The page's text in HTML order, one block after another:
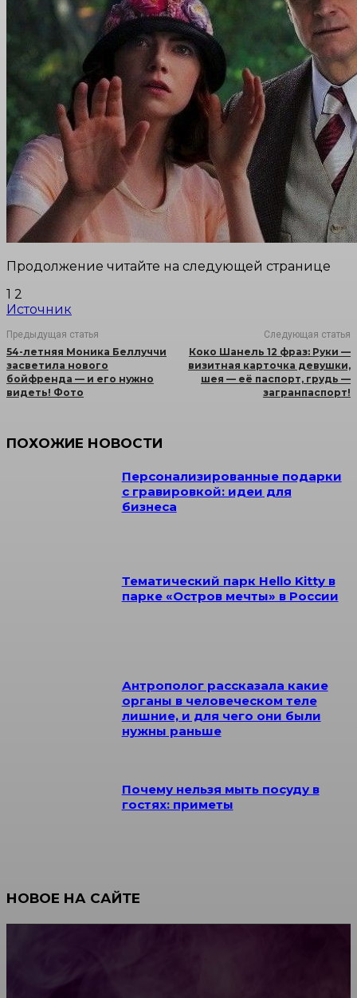
Продолжение читайте на следующей странице
1 2
Источник
Предыдущая статья
54-летняя Моника Беллуччи
засветила нового
бойфренда — и его нужно
видеть! Фото
Следующая статья
Коко Шанель 12 фраз: Руки —
визитная карточка девушки,
шея — её паспорт, грудь —
загранпаспорт!
ПОХОЖИЕ НОВОСТИ
Персонализированные подарки
с гравировкой: идеи для
бизнеса
Тематический парк Hello Kitty в
парке «Остров мечты» в России
Антрополог рассказала какие
органы в человеческом теле
лишние, и для чего они были
нужны раньше
Почему нельзя мыть посуду в
гостях: приметы
НОВОЕ НА САЙТЕ